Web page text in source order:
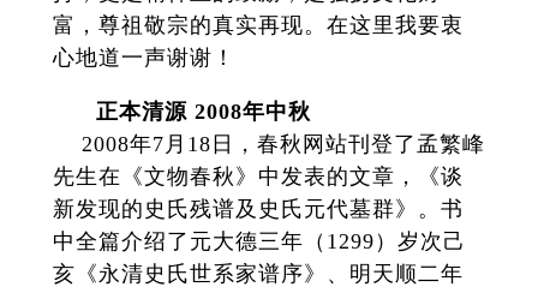
富，尊祖敬宗的真实再现。在这里我要衷
心地道一声谢谢！
正本清源 2008年中秋
2008年7月18日，春秋网站刊登了孟繁峰
先生在《文物春秋》中发表的文章，《谈
新发现的史氏残谱及史氏元代墓群》。书
中全篇介绍了元大德三年（1299）岁次己
亥《永清史氏世系家谱序》、明天顺二年